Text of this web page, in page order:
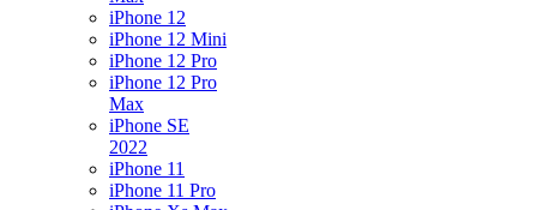
iPhone 12
iPhone 12 Mini
iPhone 12 Pro
iPhone 12 Pro
Max
iPhone SE
2022
iPhone 11
iPhone 11 Pro